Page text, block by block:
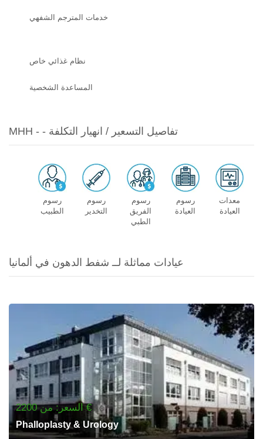
خدمات المترجم الشفهي
نظام غذائي خاص
المساعدة الشخصية
MHH - - تفاصيل التسعير / انهيار التكلفة
رسوم
الطبيب
رسوم
التخدير
رسوم
الفريق
الطبي
رسوم
العيادة
معدات
العيادة
عيادات مماثلة لــ شفط الدهون في ألمانيا
السعر: من 2200 €
Phalloplasty & Urology